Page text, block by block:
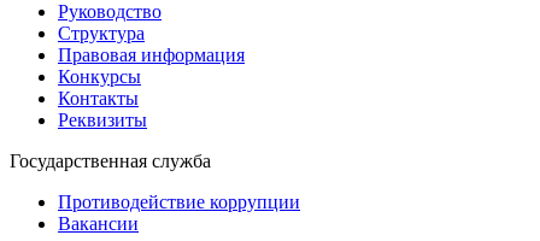
Руководство
Структура
Правовая информация
Конкурсы
Контакты
Реквизиты
Государственная служба
Противодействие коррупции
Вакансии